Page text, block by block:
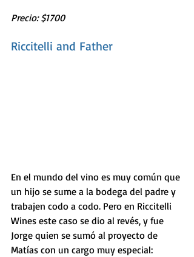
Precio: $1700
Riccitelli and Father
En el mundo del vino es muy común que
un hijo se sume a la bodega del padre y
trabajen codo a codo. Pero en Riccitelli
Wines este caso se dio al revés, y fue
Jorge quien se sumó al proyecto de
Matías con un cargo muy especial: